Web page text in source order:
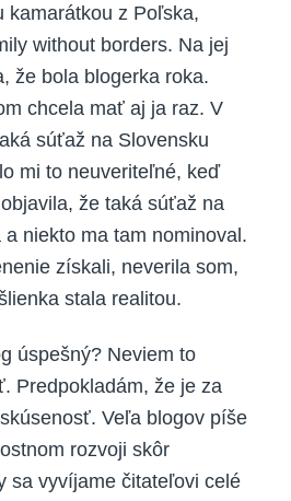
kamarátkou z Poľska,
without borders. Na jej
že bola blogerka roka.
chcela mať aj ja raz. V
súťaž na Slovensku
mi to neuveriteľné, keď
že taká súťaž na
niekto ma tam nominoval.
získali, neverila som,
stala realitou.
úspešný? Neviem to
Predpokladám, že je za
Veľa blogov píše
rozvoji skôr
sa vyvíjame čitateľovi celé